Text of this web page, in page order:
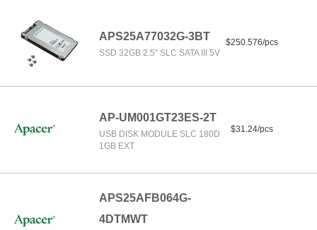
APS25A77032G-3BT
SSD 32GB 2.5" SLC SATA III 5V
$250.576/pcs
AP-UM001GT23ES-2T
USB DISK MODULE SLC 180D
1GB EXT
$31.24/pcs
APS25AFB064G-
4DTMWT